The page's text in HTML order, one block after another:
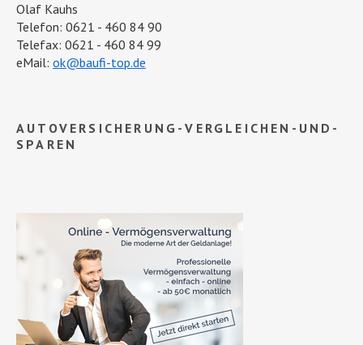
Olaf Kauhs
Telefon: 0621 - 460 84 90
Telefax: 0621 - 460 84 99
eMail: ok@baufi-top.de
AUTOVERSICHERUNG-VERGLEICHEN-UND-
SPAREN